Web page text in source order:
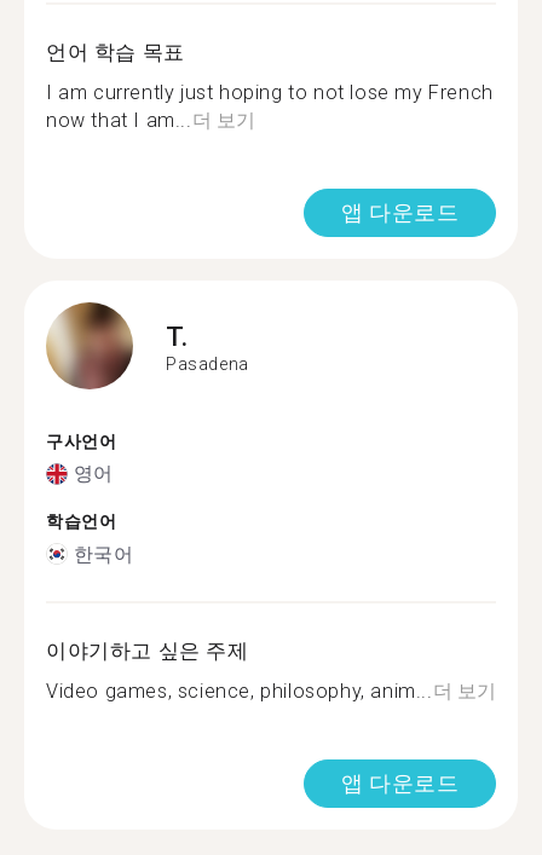
언어 학습 목표
I am currently just hoping to not lose my French
now that I am... 더 보기
앱 다운로드
T.
Pasadena
구사언어
영어
학습언어
한국어
이야기하고 싶은 주제
Video games, science, philosophy, anim... 더 보기
앱 다운로드